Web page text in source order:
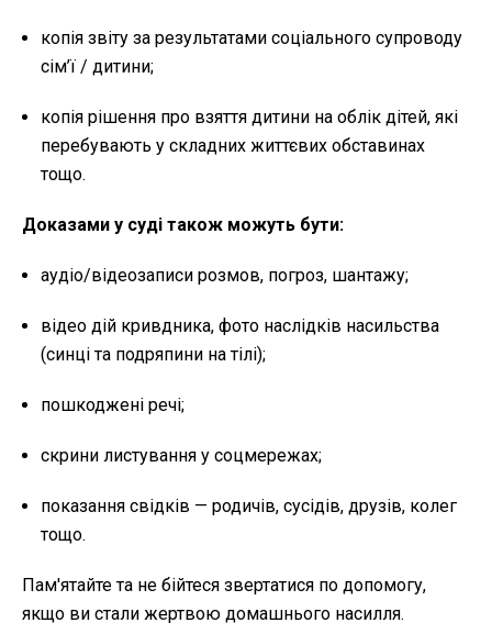
копія звіту за результатами соціального супроводу
сім’ї / дитини;
копія рішення про взяття дитини на облік дітей, які
перебувають у складних життєвих обставинах
тощо.
Доказами у суді також можуть бути:
аудіо/відеозаписи розмов, погроз, шантажу;
відео дій кривдника, фото наслідків насильства
(синці та подряпини на тілі);
пошкоджені речі;
скрини листування у соцмережах;
показання свідків — родичів, сусідів, друзів, колег
тощо.
Пам'ятайте та не бійтеся звертатися по допомогу,
якщо ви стали жертвою домашнього насилля.